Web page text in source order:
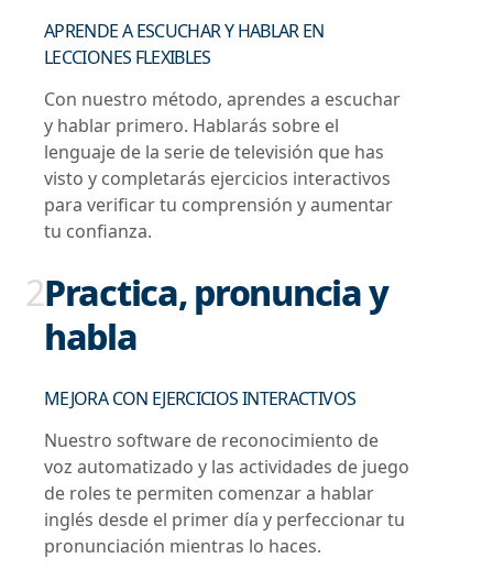
APRENDE A ESCUCHAR Y HABLAR EN
LECCIONES FLEXIBLES
Con nuestro método, aprendes a escuchar
y hablar primero. Hablarás sobre el
lenguaje de la serie de televisión que has
visto y completarás ejercicios interactivos
para verificar tu comprensión y aumentar
tu confianza.
2Practica, pronuncia y
habla
MEJORA CON EJERCICIOS INTERACTIVOS
Nuestro software de reconocimiento de
voz automatizado y las actividades de juego
de roles te permiten comenzar a hablar
inglés desde el primer día y perfeccionar tu
pronunciación mientras lo haces.